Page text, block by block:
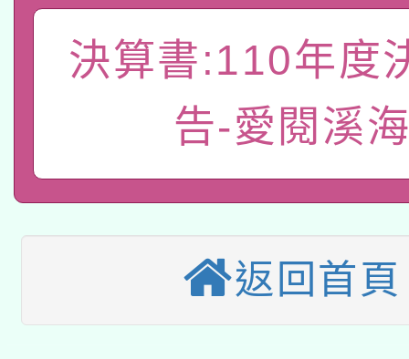
A3數位素養講師名單
「數位內容與教學軟體
有關大陸委員會函釋公
轉知經濟部水利署委託
業技術研究院辦理「
用水績優單位及節水達
115年8月22日(星期六
桃園市孔廟祈福系列
開 智慧啟航」
2026年桃園地景藝術
本校115學年度第2次
適應運動共學行動站研
決算書:110年度
告-愛閱溪
返回首頁